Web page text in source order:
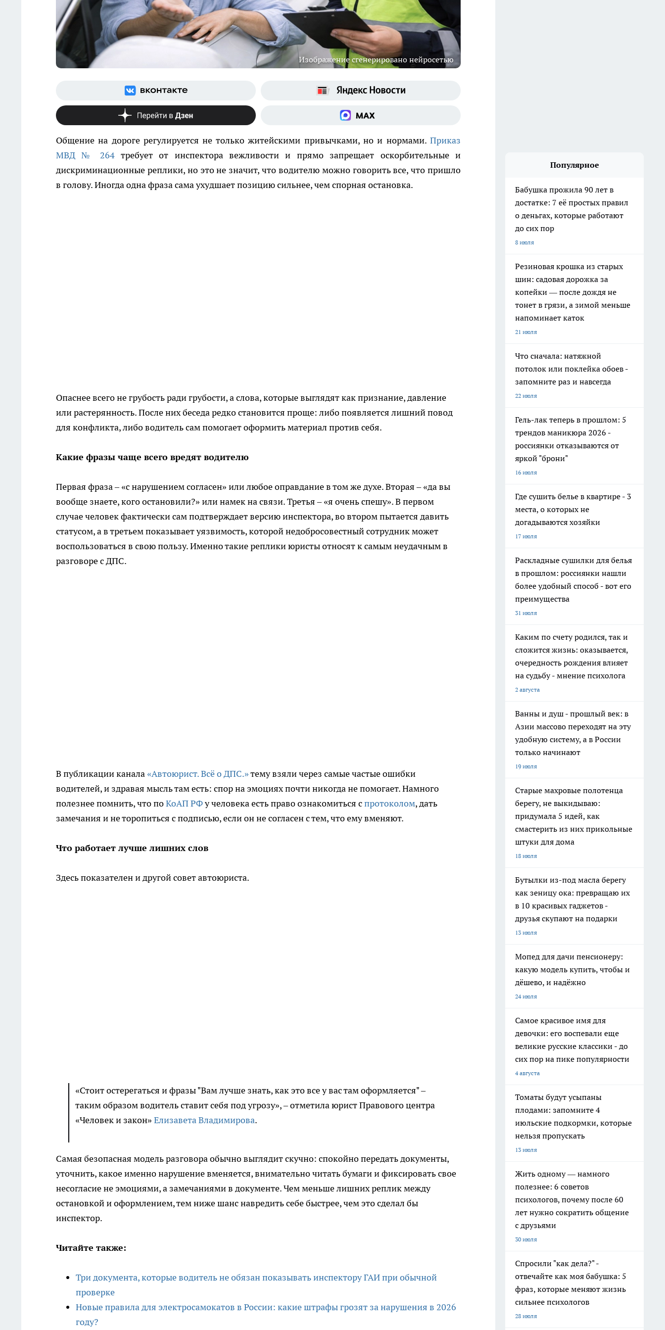
Изображение сгенерировано нейросетью
Общение на дороге регулируется не только житейскими привычками, но и нормами. Приказ
МВД № 264 требует от инспектора вежливости и прямо запрещает оскорбительные и
дискриминационные реплики, но это не значит, что водителю можно говорить все, что пришло
в голову. Иногда одна фраза сама ухудшает позицию сильнее, чем спорная остановка.
Опаснее всего не грубость ради грубости, а слова, которые выглядят как признание, давление
или растерянность. После них беседа редко становится проще: либо появляется лишний повод
для конфликта, либо водитель сам помогает оформить материал против себя.
Какие фразы чаще всего вредят водителю
Первая фраза – «с нарушением согласен» или любое оправдание в том же духе. Вторая – «да вы
вообще знаете, кого остановили?» или намек на связи. Третья – «я очень спешу». В первом
случае человек фактически сам подтверждает версию инспектора, во втором пытается давить
статусом, а в третьем показывает уязвимость, которой недобросовестный сотрудник может
воспользоваться в свою пользу. Именно такие реплики юристы относят к самым неудачным в
разговоре с ДПС.
В публикации канала «Автоюрист. Всё о ДПС.»тему взяли через самые частые ошибки
водителей, и здравая мысль там есть: спор на эмоциях почти никогда не помогает. Намного
полезнее помнить, что поКоАП РФу человека есть право ознакомиться спротоколом, дать
замечания и не торопиться с подписью, если он не согласен с тем, что ему вменяют.
Что работает лучше лишних слов
Здесь показателен и другой совет автоюриста.
«Стоит остерегаться и фразы "Вам лучше знать, как это все у вас там оформляется" –
таким образом водитель ставит себя под угрозу», – отметила юрист Правового центра
«Человек и закон» Елизавета Владимирова.
Самая безопасная модель разговора обычно выглядит скучно: спокойно передать документы,
уточнить, какое именно нарушение вменяется, внимательно читать бумаги и фиксировать свое
несогласие не эмоциями, а замечаниями в документе. Чем меньше лишних реплик между
остановкой и оформлением, тем ниже шанс навредить себе быстрее, чем это сделал бы
инспектор.
Читайте также:
Три документа, которые водитель не обязан показывать инспектору ГАИ при обычной
проверке
Новые правила для электросамокатов в России: какие штрафы грозят за нарушения в 2026
году?
Популярное
Бабушка прожила 90 лет в
достатке: 7 её простых правил
о деньгах, которые работают
до сих пор
8 июля
Резиновая крошка из старых
шин: садовая дорожка за
копейки — после дождя не
тонет в грязи, а зимой меньше
напоминает каток
21 июля
Что сначала: натяжной
потолок или поклейка обоев -
запомните раз и навсегда
22 июля
Гель-лак теперь в прошлом: 5
трендов маникюра 2026 -
россиянки отказываются от
яркой "брони"
16 июля
Где сушить белье в квартире - 3
места, о которых не
догадываются хозяйки
17 июля
Раскладные сушилки для белья
в прошлом: россиянки нашли
более удобный способ - вот его
преимущества
31 июля
Каким по счету родился, так и
сложится жизнь: оказывается,
очередность рождения влияет
на судьбу - мнение психолога
2 августа
Ванны и душ - прошлый век: в
Азии массово переходят на эту
удобную систему, а в России
только начинают
19 июля
Старые махровые полотенца
берегу, не выкидываю:
придумала 5 идей, как
смастерить из них прикольные
штуки для дома
18 июля
Бутылки из-под масла берегу
как зеницу ока: превращаю их
в 10 красивых гаджетов -
друзья скупают на подарки
13 июля
Мопед для дачи пенсионеру:
какую модель купить, чтобы и
дёшево, и надёжно
24 июля
Самое красивое имя для
девочки: его воспевали еще
великие русские классики - до
сих пор на пике популярности
4 августа
Томаты будут усыпаны
плодами: запомните 4
июльские подкормки, которые
нельзя пропускать
13 июля
Жить одному — намного
полезнее: 6 советов
психологов, почему после 60
лет нужно сократить общение
с друзьями
30 июля
Спросили "как дела?" -
отвечайте как моя бабушка: 5
фраз, которые меняют жизнь
сильнее психологов
28 июля